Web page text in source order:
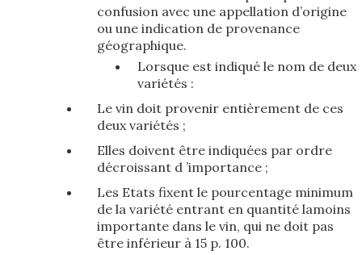
confusion avec une appellation d’origine
ou une indication de provenance
géographique.
Lorsque est indiqué le nom de deux
variétés :
Le vin doit provenir entièrement de ces
deux variétés ;
Elles doivent être indiquées par ordre
décroissant d ’importance ;
Les Etats fixent le pourcentage minimum
de la variété entrant en quantité lamoins
importante dans le vin, qui ne doit pas
être inférieur à 15 p. 100.